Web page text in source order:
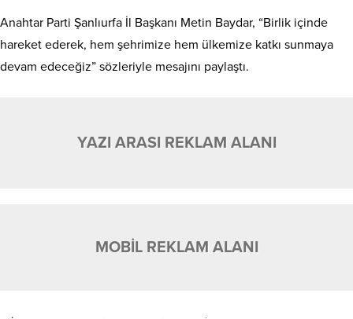
Anahtar Parti Şanlıurfa İl Başkanı Metin Baydar, “Birlik içinde
hareket ederek, hem şehrimize hem ülkemize katkı sunmaya
devam edeceğiz” sözleriyle mesajını paylaştı.
YAZI ARASI REKLAM ALANI
MOBİL REKLAM ALANI